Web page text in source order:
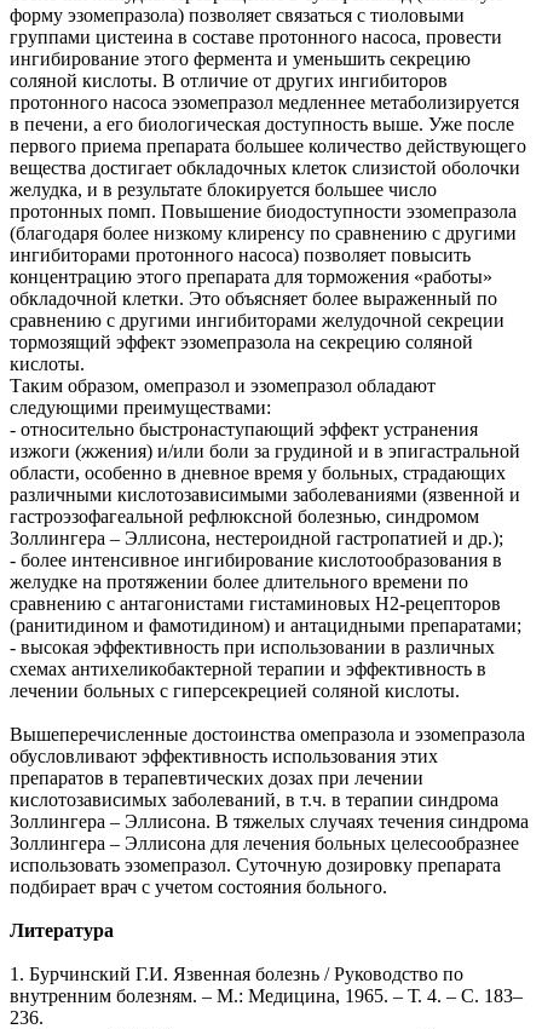
форму эзомепразола) позволяет связаться с тиоловыми
группами цистеина в составе протонного насоса, провести
ингибирование этого фермента и уменьшить секрецию
соляной кислоты. В отличие от других ингибиторов
протонного насоса эзомепразол медленнее метаболизируется
в печени, а его биологическая доступность выше. Уже после
первого приема препарата большее количество действующего
вещества достигает обкладочных клеток слизистой оболочки
желудка, и в результате блокируется большее число
протонных помп. Повышение биодоступности эзомепразола
(благодаря более низкому клиренсу по сравнению с другими
ингибиторами протонного насоса) позволяет повысить
концентрацию этого препарата для торможения «работы»
обкладочной клетки. Это объясняет более выраженный по
сравнению с другими ингибиторами желудочной секреции
тормозящий эффект эзомепразола на секрецию соляной
кислоты.
Таким образом, омепразол и эзомепразол обладают
следующими преимуществами:
- относительно быстронаступающий эффект устранения
изжоги (жжения) и/или боли за грудиной и в эпигастральной
области, особенно в дневное время у больных, страдающих
различными кислотозависимыми заболеваниями (язвенной и
гастроэзофагеальной рефлюксной болезнью, синдромом
Золлингера – Эллисона, нестероидной гастропатией и др.);
- более интенсивное ингибирование кислотообразования в
желудке на протяжении более длительного времени по
сравнению с антагонистами гистаминовых Н2-рецепторов
(ранитидином и фамотидином) и антацидными препаратами;
- высокая эффективность при использовании в различных
схемах антихеликобактерной терапии и эффективность в
лечении больных с гиперсекрецией соляной кислоты.
Вышеперечисленные достоинства омепразола и эзомепразола
обусловливают эффективность использования этих
препаратов в терапевтических дозах при лечении
кислотозависимых заболеваний, в т.ч. в терапии синдрома
Золлингера – Эллисона. В тяжелых случаях течения синдрома
Золлингера – Эллисона для лечения больных целесообразнее
использовать эзомепразол. Суточную дозировку препарата
подбирает врач с учетом состояния больного.
Литература
1. Бурчинский Г.И. Язвенная болезнь / Руководство по
внутренним болезням. – М.: Медицина, 1965. – Т. 4. – С. 183–
236.